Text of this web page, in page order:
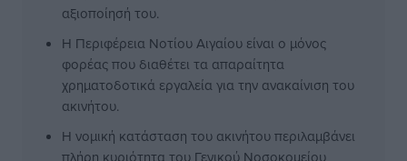
αξιοποίησή του.
Η Περιφέρεια Νοτίου Αιγαίου είναι ο μόνος
φορέας που διαθέτει τα απαραίτητα
χρηματοδοτικά εργαλεία για την ανακαίνιση του
ακινήτου.
Η νομική κατάσταση του ακινήτου περιλαμβάνει
πλήρη κυριότητα του Γενικού Νοσοκομείου